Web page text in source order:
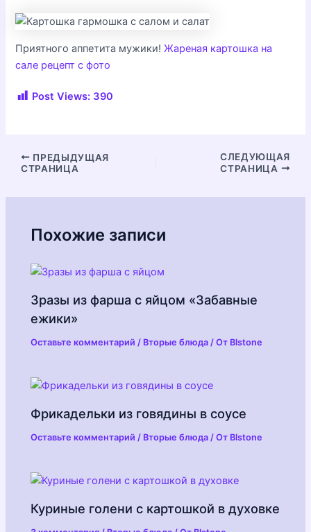
Приятного аппетита мужики!Жареная картошка на
сале рецепт с фото
Post Views: 390
НавигацияПРЕДЫДУЩАЯ
СТРАНИЦА
СЛЕДУЮЩАЯ
СТРАНИЦА
Похожие записи
Зразы из фарша с яйцом «Забавные
ежики»
Оставьте комментарий / Вторые блюда / От Blstone
Фрикадельки из говядины в соусе
Оставьте комментарий / Вторые блюда / От Blstone
Куриные голени с картошкой в духовке